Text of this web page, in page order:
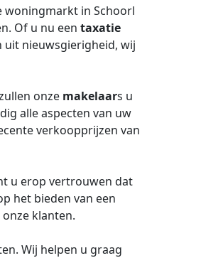
woningmarkt in Schoorl
Of u nu een taxatie
uit nieuwsgierigheid, wij
onze makelaars u
alle aspecten van uw
verkoopprijzen van
u erop vertrouwen dat
het bieden van een
klanten.
Wij helpen u graag